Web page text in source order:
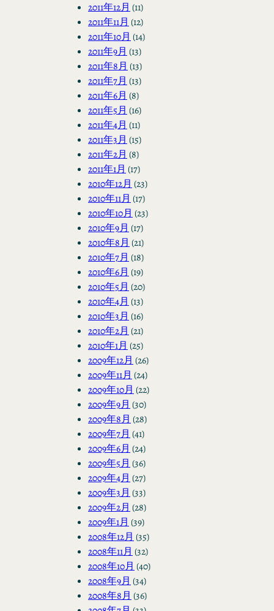
2011年12月 (11)
2011年11月 (12)
2011年10月 (14)
2011年9月 (13)
2011年8月 (13)
2011年7月 (13)
2011年6月 (8)
2011年5月 (16)
2011年4月 (11)
2011年3月 (15)
2011年2月 (8)
2011年1月 (17)
2010年12月 (23)
2010年11月 (17)
2010年10月 (23)
2010年9月 (17)
2010年8月 (21)
2010年7月 (18)
2010年6月 (19)
2010年5月 (20)
2010年4月 (13)
2010年3月 (16)
2010年2月 (21)
2010年1月 (25)
2009年12月 (26)
2009年11月 (24)
2009年10月 (22)
2009年9月 (30)
2009年8月 (28)
2009年7月 (41)
2009年6月 (24)
2009年5月 (36)
2009年4月 (27)
2009年3月 (33)
2009年2月 (28)
2009年1月 (39)
2008年12月 (35)
2008年11月 (32)
2008年10月 (40)
2008年9月 (34)
2008年8月 (36)